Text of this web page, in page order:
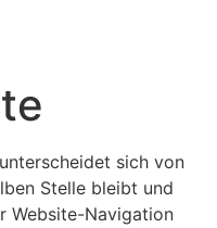
sich von
Stelle bleibt und
Website-Navigation